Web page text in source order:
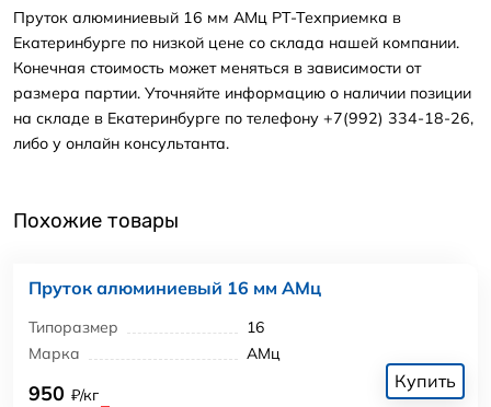
Пруток алюминиевый 16 мм АМц РТ-Техприемка в
Екатеринбурге по низкой цене со склада нашей компании.
Конечная стоимость может меняться в зависимости от
размера партии. Уточняйте информацию о наличии позиции
на складе в Екатеринбурге по телефону +7(992) 334-18-26,
либо у онлайн консультанта.
Похожие товары
Пруток алюминиевый 16 мм АМц
Типоразмер
16
Марка
АМц
950 ₽/кг
Купить